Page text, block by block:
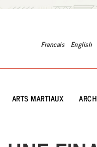
Francais English
ARTS MARTIAUX